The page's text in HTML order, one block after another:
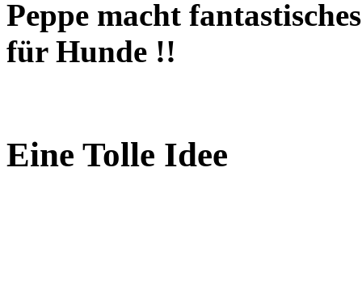
Peppe macht
für Hunde !!
Eine Tolle Idee